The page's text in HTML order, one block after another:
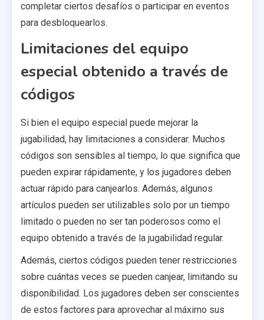
completar ciertos desafíos o participar en eventos
para desbloquearlos.
Limitaciones del equipo
especial obtenido a través de
códigos
Si bien el equipo especial puede mejorar la
jugabilidad, hay limitaciones a considerar. Muchos
códigos son sensibles al tiempo, lo que significa que
pueden expirar rápidamente, y los jugadores deben
actuar rápido para canjearlos. Además, algunos
artículos pueden ser utilizables solo por un tiempo
limitado o pueden no ser tan poderosos como el
equipo obtenido a través de la jugabilidad regular.
Además, ciertos códigos pueden tener restricciones
sobre cuántas veces se pueden canjear, limitando su
disponibilidad. Los jugadores deben ser conscientes
de estos factores para aprovechar al máximo sus